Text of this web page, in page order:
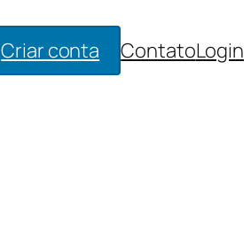
Criar conta ContatoLogin